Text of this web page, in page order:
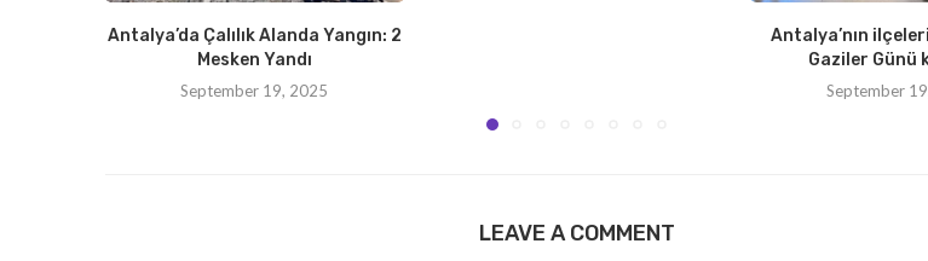
Antalya’da Çalılık Alanda Yangın: 2
Mesken Yandı
September 19, 2025
Antalya’nın
Gaziler Günü
September
LEAVE A COMMENT